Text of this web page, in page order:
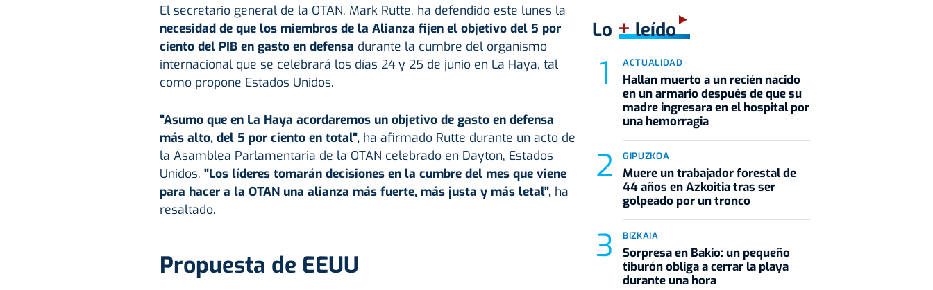
El secretario general de la OTAN, Mark Rutte, ha defendido este lunes la
necesidad de que los miembros de la Alianza fijen el objetivo del 5 por
ciento del PIB en gasto en defensa durante la cumbre del organismo
internacional que se celebrará los días 24 y 25 de junio en La Haya, tal
como propone Estados Unidos.
"Asumo que en La Haya acordaremos un objetivo de gasto en defensa
más alto, del 5 por ciento en total",ha afirmado Rutte durante un acto de
la Asamblea Parlamentaria de la OTAN celebrado en Dayton, Estados
Unidos. "Los líderes tomarán decisiones en la cumbre del mes que viene
para hacer a la OTAN una alianza más fuerte, más justa y más letal",ha
resaltado.
Propuesta de EEUU
Lo +leído
ACTUALIDAD
Hallan muerto a un recién nacido
en un armario después de que su
madre ingresara en el hospital por
una hemorragia
GIPUZKOA
Muere un trabajador forestal de
44 años en Azkoitia tras ser
golpeado por un tronco
BIZKAIA
Sorpresa en Bakio: un pequeño
tiburón obliga a cerrar la playa
durante una hora